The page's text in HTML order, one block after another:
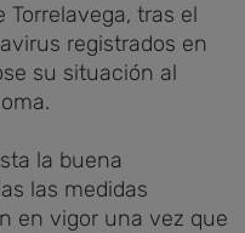
Torrelavega, tras el
registrados en
su situación al
la buena
las medidas
en vigor una vez que